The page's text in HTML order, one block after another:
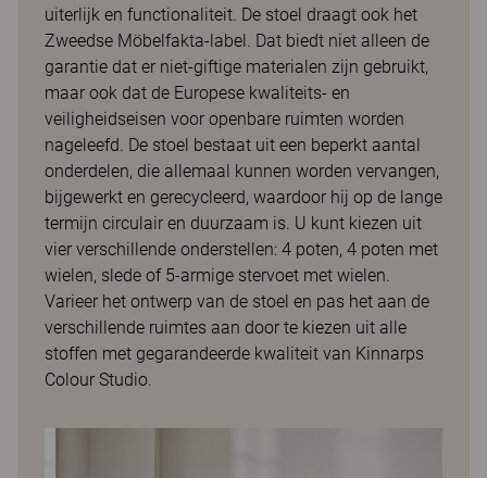
uiterlijk en functionaliteit. De stoel draagt ook het
Zweedse Möbelfakta-label. Dat biedt niet alleen de
garantie dat er niet-giftige materialen zijn gebruikt,
maar ook dat de Europese kwaliteits- en
veiligheidseisen voor openbare ruimten worden
nageleefd. De stoel bestaat uit een beperkt aantal
onderdelen, die allemaal kunnen worden vervangen,
bijgewerkt en gerecycleerd, waardoor hij op de lange
termijn circulair en duurzaam is. U kunt kiezen uit
vier verschillende onderstellen: 4 poten, 4 poten met
wielen, slede of 5-armige stervoet met wielen.
Varieer het ontwerp van de stoel en pas het aan de
verschillende ruimtes aan door te kiezen uit alle
stoffen met gegarandeerde kwaliteit van Kinnarps
Colour Studio.